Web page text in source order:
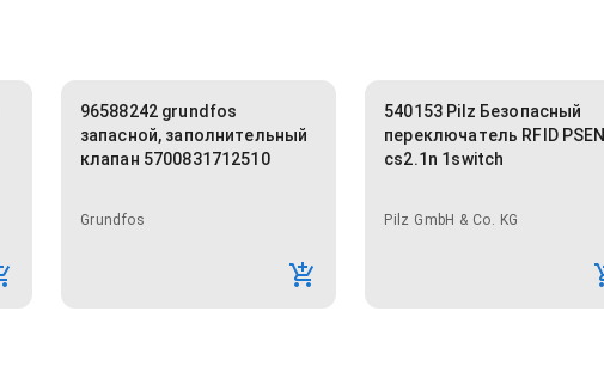
96588242 grundfos
запасной, заполнительный
клапан 5700831712510
Grundfos
540153 Pilz Безопасный
переключатель RFID PSEN
cs2.1n 1switch
Pilz GmbH & Co. KG